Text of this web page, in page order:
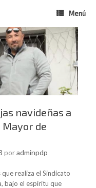
Menú
navideñas a
Mayor de
poradminpdp
realiza el Sindicato
bajo el espíritu que